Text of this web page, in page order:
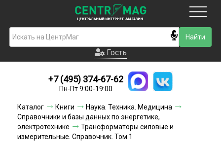
Гость
Новинки
Условия доставки
Условия оплаты
Гость
+7 (495) 374-67-62
Пн-Пт 9:00-19:00
Каталог Книги
Наука. Техника. Медицина
Справочники и базы данных по энергетике,
электротехнике
Трансформаторы силовые и
измерительные. Справочник. Том 1